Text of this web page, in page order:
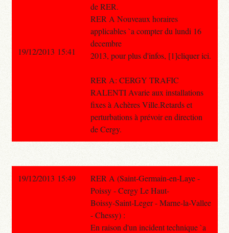
de RER.
RER A Nouveaux horaires
applicables `a compter du lundi 16
decembre
2013, pour plus d'infos, [1]cliquer ici.
RER A: CERGY TRAFIC
RALENTI Avarie aux installations
fixes à Achères Ville.Retards et
perturbations à prévoir en direction
de Cergy.
19/12/2013 15:41
19/12/2013 15:49
RER A (Saint-Germain-en-Laye -
Poissy - Cergy Le Haut-
Boissy-Saint-Leger - Marne-la-Vallee
- Chessy) :
En raison d'un incident technique `a